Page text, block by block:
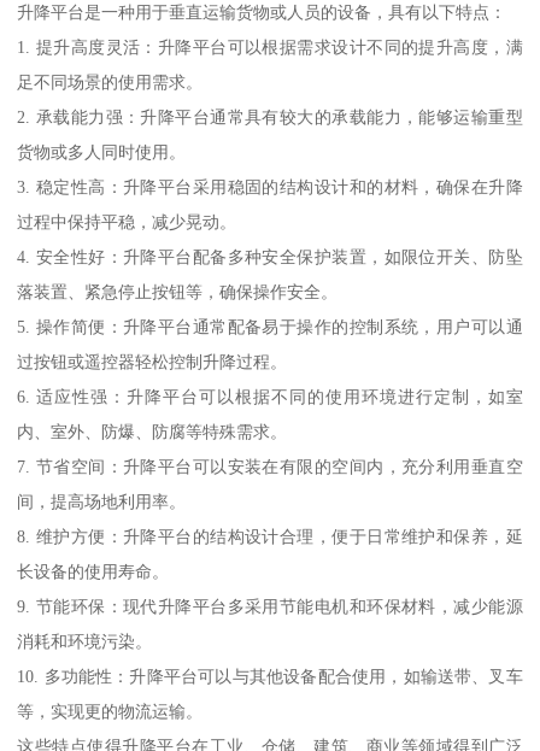
升降平台是一种用于垂直运输货物或人员的设备，具有以下特点：
1. 提升高度灵活：升降平台可以根据需求设计不同的提升高度，满
足不同场景的使用需求。
2. 承载能力强：升降平台通常具有较大的承载能力，能够运输重型
货物或多人同时使用。
3. 稳定性高：升降平台采用稳固的结构设计和的材料，确保在升降
过程中保持平稳，减少晃动。
4. 安全性好：升降平台配备多种安全保护装置，如限位开关、防坠
落装置、紧急停止按钮等，确保操作安全。
5. 操作简便：升降平台通常配备易于操作的控制系统，用户可以通
过按钮或遥控器轻松控制升降过程。
6. 适应性强：升降平台可以根据不同的使用环境进行定制，如室
内、室外、防爆、防腐等特殊需求。
7. 节省空间：升降平台可以安装在有限的空间内，充分利用垂直空
间，提高场地利用率。
8. 维护方便：升降平台的结构设计合理，便于日常维护和保养，延
长设备的使用寿命。
9. 节能环保：现代升降平台多采用节能电机和环保材料，减少能源
消耗和环境污染。
10. 多功能性：升降平台可以与其他设备配合使用，如输送带、叉车
等，实现更的物流运输。
这些特点使得升降平台在工业、仓储、建筑、商业等领域得到广泛